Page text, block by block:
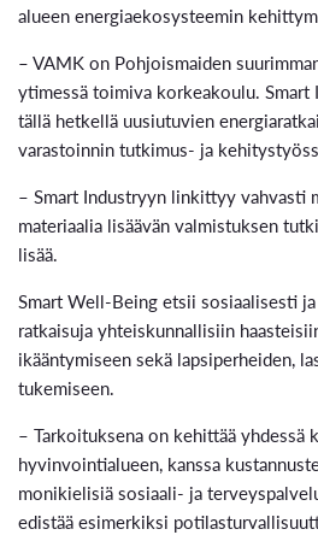
alueen energiaekosysteemin
– VAMK on Pohjoismaiden
ytimessä toimiva korkeakoulu. Smart
tällä hetkellä uusiutuvien
varastoinnin tutkimus- ja
– Smart Industryyn linkittyy vahvasti
materiaalia lisäävän valmistuksen
lisää.
Smart Well-Being etsii sosiaalisesti
ratkaisuja yhteiskunnallisiin
ikääntymiseen sekä lapsiperheiden,
tukemiseen.
– Tarkoituksena on kehittää yhdessä
hyvinvointialueen, kanssa
monikielisiä sosiaali- ja
edistää esimerkiksi